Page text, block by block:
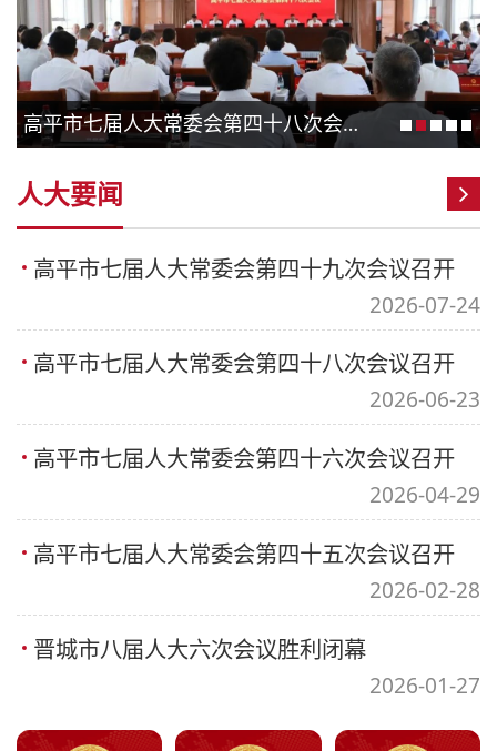
高平市七届人大常委会第四十八次会议召开
人大要闻
高平市七届人大常委会第四十九次会议召开
2026-07-24
高平市七届人大常委会第四十八次会议召开
2026-06-23
高平市七届人大常委会第四十六次会议召开
2026-04-29
高平市七届人大常委会第四十五次会议召开
2026-02-28
晋城市八届人大六次会议胜利闭幕
2026-01-27